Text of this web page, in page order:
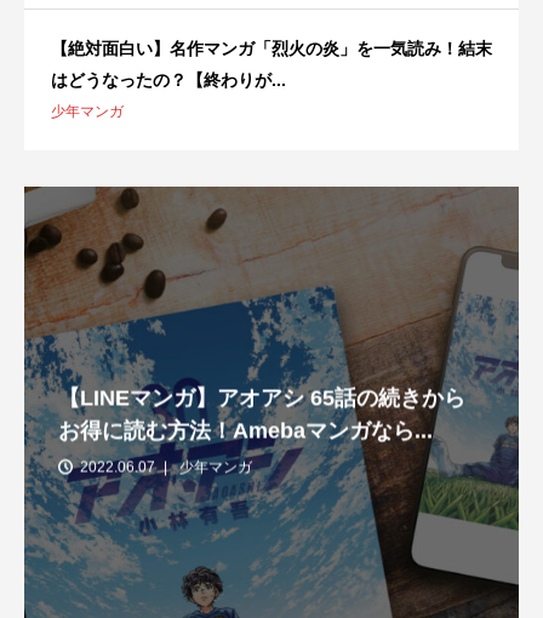
【絶対面白い】名作マンガ「烈火の炎」を一気読み！結末
はどうなったの？【終わりが...
少年マンガ
【LINEマンガ】アオアシ 65話の続きから
お得に読む方法！Amebaマンガなら...
2022.06.07 少年マンガ